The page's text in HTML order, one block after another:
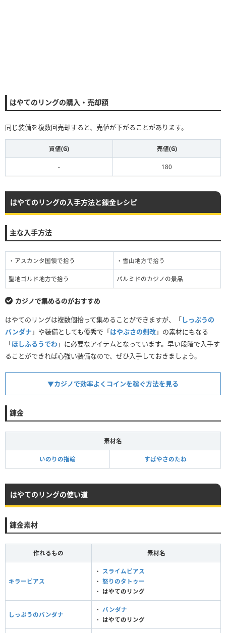
はやてのリングの購入・売却額
同じ装備を複数回売却すると、売値が下がることがあります。
買値(G) 売値(G)
- 180
はやてのリングの入手方法と錬金レシピ
主な入手方法
・アスカンタ国領で拾う ・雪山地方で拾う
聖地ゴルド地方で拾う パルミドのカジノの景品
カジノで集めるのがおすすめ
はやてのリングは複数個拾って集めることができますが、「しっぷうの
バンダナ 」や装備としても優秀で「はやぶさの剣改」の素材にもなる
「ほしふるうでわ」に必要なアイテムとなっています。早い段階で入手す
ることができれば心強い装備なので、ぜひ入手しておきましょう。
▼カジノで効率よくコインを稼ぐ方法を見る
錬金
素材名
いのりの指輪 すばやさのたね
はやてのリングの使い道
錬金素材
作れるもの 素材名
キラーピアス
・
スライムピアス
・ 怒りのタトゥー
・ はやてのリング
しっぷうのバンダナ
・ バンダナ
・ はやてのリング